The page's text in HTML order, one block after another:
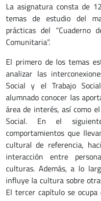
La asignatura consta de
temas de estudio del
prácticas del “Cuaderno
Comunitaria”.
El primero de los temas
analizar las
Social y el Trabajo
alumnado conocer las
área de interés, así como
Social. En el
comportamientos que
cultural de referencia,
interacción entre
culturas. Además, a lo
influye la cultura sobre
El tercer capítulo se